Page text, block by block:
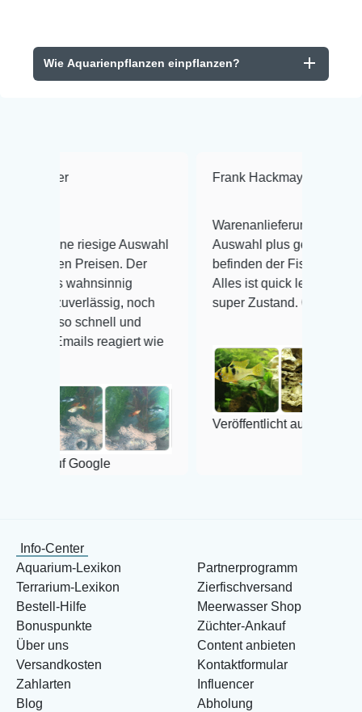
Wie Aquarienpflanzen einpflanzen?
Auswahl
Der
noch
und
reagiert wie
Frank Hackmayer ★★★★
Warenanlieferung Top und die
Auswahl plus gesundheitliches
befinden der Fische einwandfrei.
Alles ist quick lebendig und im
super Zustand. Gerne wieder 😃
Veröffentlicht auf Google
Info-Center
Aquarium-Lexikon
Terrarium-Lexikon
Bestell-Hilfe
Bonuspunkte
Über uns
Versandkosten
Zahlarten
Blog
Partnerprogramm
Zierfischversand
Meerwasser Shop
Züchter-Ankauf
Content anbieten
Kontaktformular
Influencer
Abholung